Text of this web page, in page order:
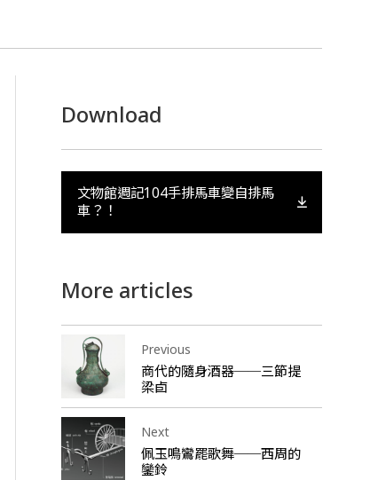
Download
文物館週記104手排馬車變自排馬
車？！
More articles
Previous
商代的隨身酒器──三節提
梁卣
Next
佩玉鳴鸞罷歌舞──西周的
鑾鈴